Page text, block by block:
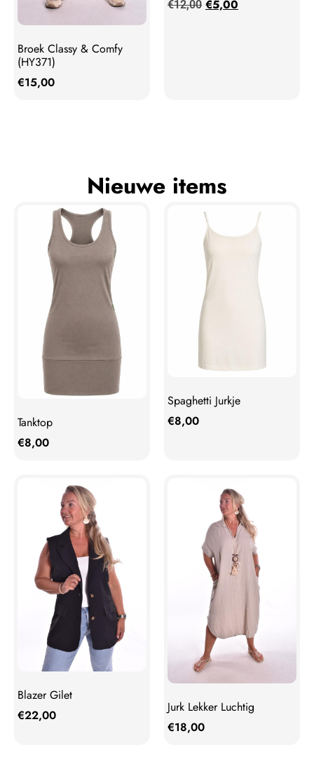
Broek Classy & Comfy
(HY371)
€15,00
€12,00 €5,00
Nieuwe items
Tanktop
€8,00
Spaghetti Jurkje
€8,00
Blazer Gilet
€22,00
Jurk Lekker Luchtig
€18,00